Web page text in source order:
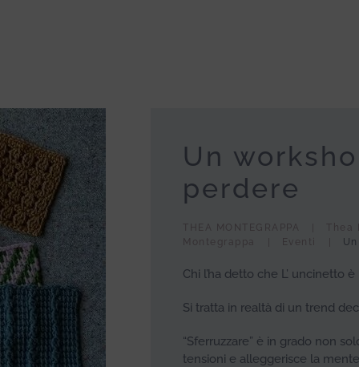
Un
perdere
THEA MONTEGRAPPA Thea
Montegrappa
Eventi
Chi l’ha detto che L’ uncinetto
Si tratta in realtà di un trend
“Sferruzzare” è in grado non
tensioni e alleggerisce la